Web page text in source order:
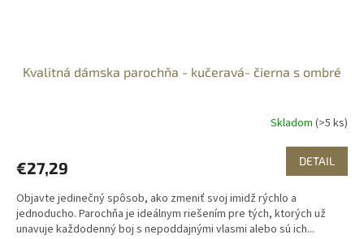
Kvalitná dámska parochňa - kučeravá- čierna s ombré
Skladom (>5 ks)
€27,29 DETAIL
Objavte jedinečný spôsob, ako zmeniť svoj imidž rýchlo a
jednoducho. Parochňa je ideálnym riešením pre tých, ktorých už
unavuje každodenný boj s nepoddajnými vlasmi alebo sú ich...